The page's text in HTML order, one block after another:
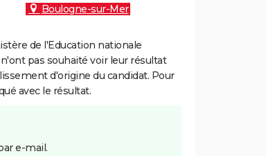
Boulogne-sur-Mer
de l'Education nationale
pas souhaité voir leur résultat
d'origine du candidat. Pour
avec le résultat.
e-mail.